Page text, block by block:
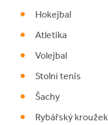
Hokejbal
Atletika
Volejbal
Stolní tenis
Šachy
Rybářský kroužek